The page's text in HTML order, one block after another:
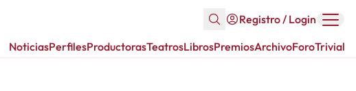
Registro / Login
NoticiasPerfilesProductorasTeatrosLibrosPremiosArchivoForoTrivial